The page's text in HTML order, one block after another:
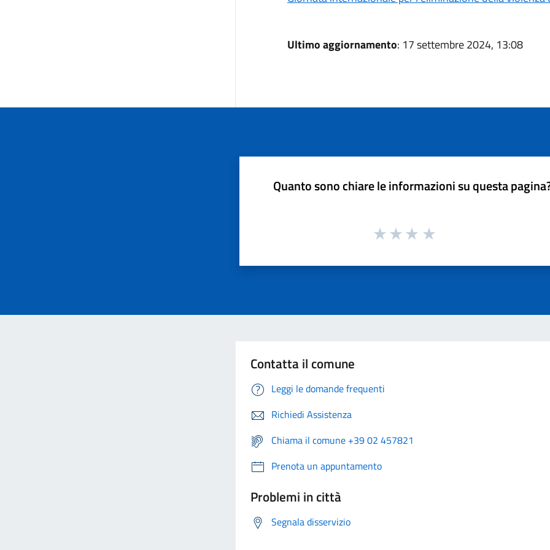
Ultimo aggiornamento: 17 settembre 2024, 13:08
Quanto sono chiare le informazioni su questa
Contatta il comune
Leggi le domande frequenti
Richiedi Assistenza
Chiama il comune +39 02 457821
Prenota un appuntamento
Problemi in città
Segnala disservizio